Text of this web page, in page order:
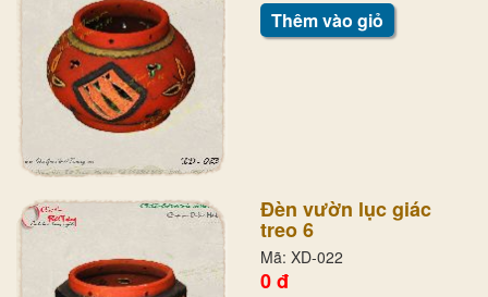
Thêm vào giỏ
Đèn vườn lục giác
treo 6
Mã: XD-022
0 đ